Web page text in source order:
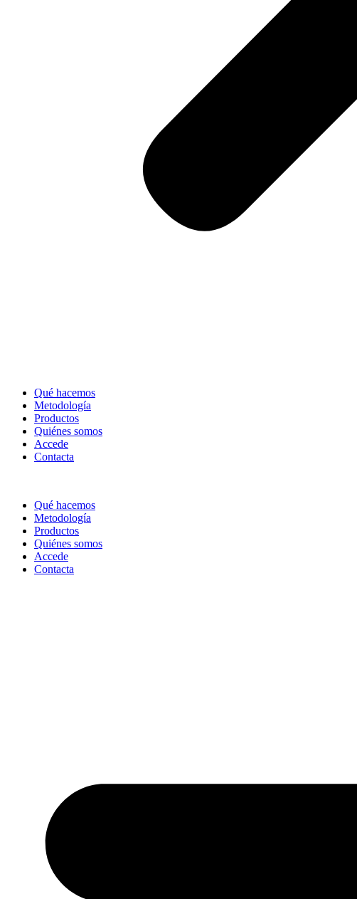
Qué hacemos
Metodología
Productos
Quiénes somos
Accede
Contacta
Qué hacemos
Metodología
Productos
Quiénes somos
Accede
Contacta